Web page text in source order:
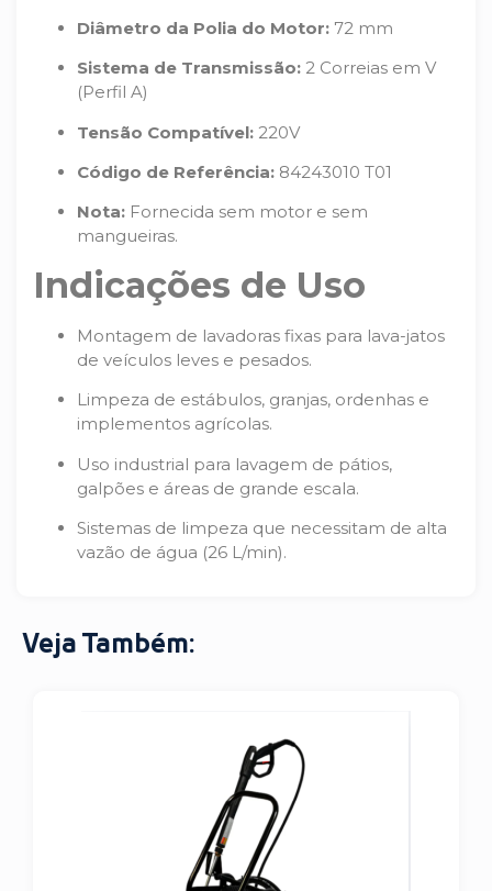
Diâmetro da Polia do Motor: 72 mm
Sistema de Transmissão: 2 Correias em V
(Perfil A)
Tensão Compatível: 220V
Código de Referência: 84243010 T01
Nota: Fornecida sem motor e sem
mangueiras.
Indicações de Uso
Montagem de lavadoras fixas para lava-jatos
de veículos leves e pesados.
Limpeza de estábulos, granjas, ordenhas e
implementos agrícolas.
Uso industrial para lavagem de pátios,
galpões e áreas de grande escala.
Sistemas de limpeza que necessitam de alta
vazão de água (26 L/min).
Veja Também: